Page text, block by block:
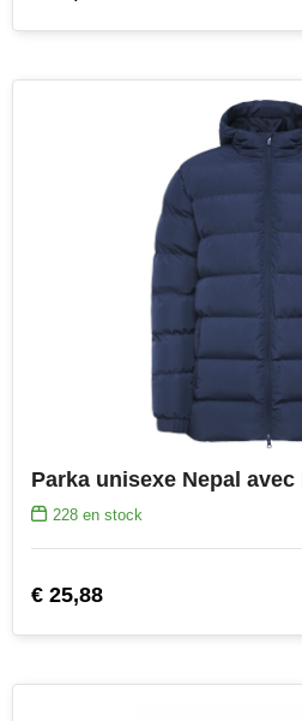
Parka unisexe Nepal
228en stock
€ 25,88